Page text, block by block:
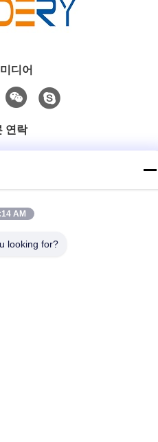
디어
연락
AM
looking for?